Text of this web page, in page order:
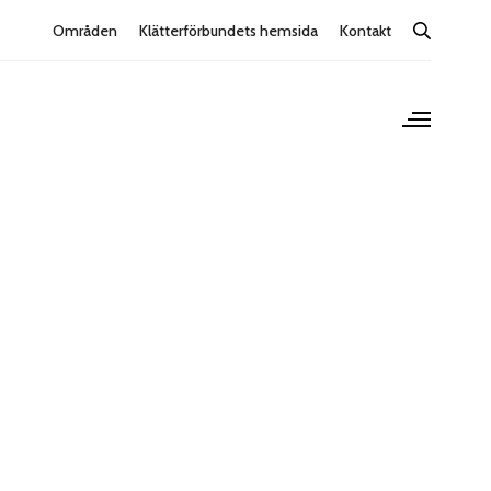
Områden Klätterförbundets hemsida Kontakt